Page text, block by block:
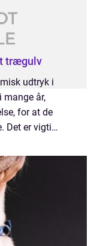
trægulv
udtryk i
år,
for at de
Det er vigtigt